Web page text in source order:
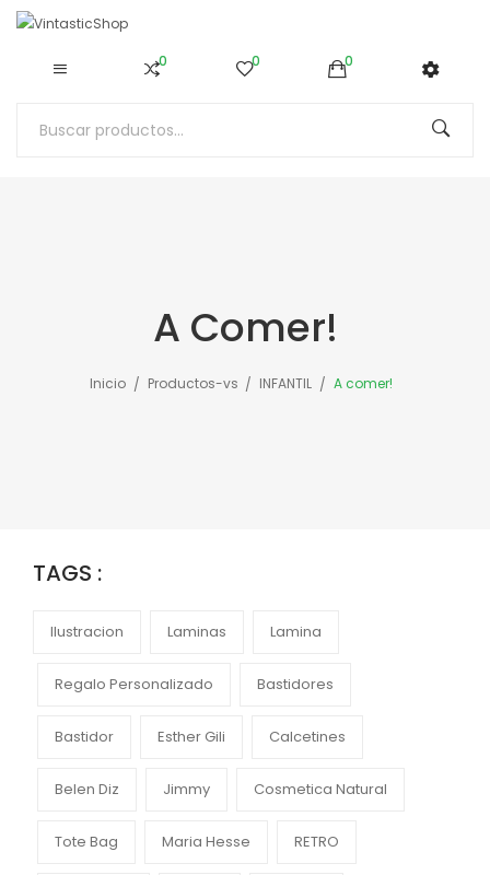
0 0 0
A Comer!
Inicio Productos-vs INFANTIL A comer!
TAGS :
Ilustracion Laminas Lamina
Regalo Personalizado Bastidores
Bastidor Esther Gili Calcetines
Belen Diz Jimmy Cosmetica Natural
Tote Bag Maria Hesse RETRO